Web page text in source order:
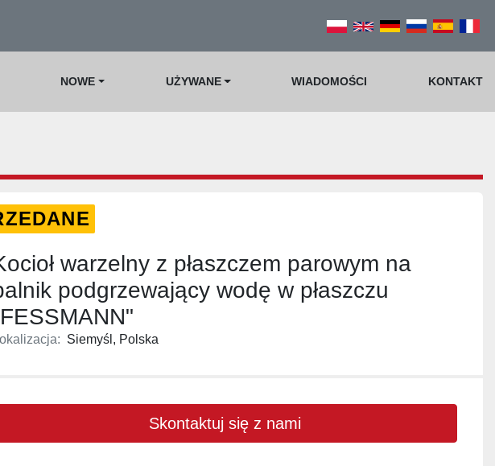
NOWE UŻYWANE WIADOMOŚCI KONTAKT
warzelny z płaszczem parowym na
podgrzewający wodę w płaszczu
Siemyśl, Polska
Skontaktuj się z nami